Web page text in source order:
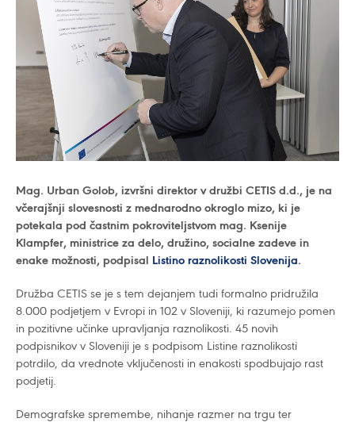
Mag. Urban Golob, izvršni direktor v družbi CETIS d.d., je na
včerajšnji slovesnosti z mednarodno okroglo mizo, ki je
potekala pod častnim pokroviteljstvom mag. Ksenije
Klampfer, ministrice za delo, družino, socialne zadeve in
enake možnosti, podpisal Listino raznolikosti Slovenija.
Družba CETIS se je s tem dejanjem tudi formalno pridružila
8.000 podjetjem v Evropi in 102 v Sloveniji, ki razumejo pomen
in pozitivne učinke upravljanja raznolikosti. 45 novih
podpisnikov v Sloveniji je s podpisom Listine raznolikosti
potrdilo, da vrednote vključenosti in enakosti spodbujajo rast
podjetij.
Demografske spremembe, nihanje razmer na trgu ter